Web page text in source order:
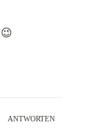
ANTWORTEN